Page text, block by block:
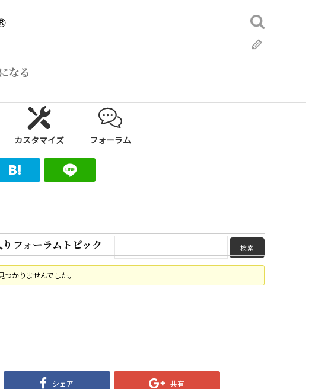
なる
検
索:
カスタマイズ フォーラム
フォーラムトピック
つかりませんでした。
シェア 共有